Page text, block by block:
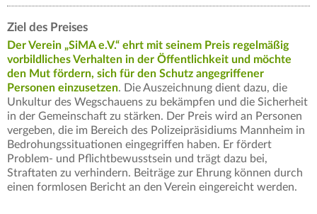
Ziel des Preises
Der Verein „SiMA e.V.“ ehrt mit seinem Preis regelmäßig
vorbildliches Verhalten in der Öffentlichkeit und möchte
den Mut fördern, sich für den Schutz angegriffener
Personen einzusetzen. Die Auszeichnung dient dazu, die
Unkultur des Wegschauens zu bekämpfen und die Sicherheit
in der Gemeinschaft zu stärken. Der Preis wird an Personen
vergeben, die im Bereich des Polizeipräsidiums Mannheim in
Bedrohungssituationen eingegriffen haben. Er fördert
Problem- und Pflichtbewusstsein und trägt dazu bei,
Straftaten zu verhindern. Beiträge zur Ehrung können durch
einen formlosen Bericht an den Verein eingereicht werden.